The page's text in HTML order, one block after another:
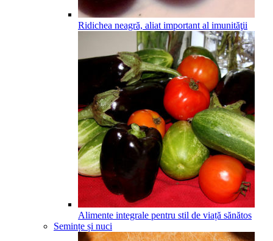
Ridichea neagră, aliat important al imunităţii
Alimente integrale pentru stil de viață sănătos
Semințe și nuci